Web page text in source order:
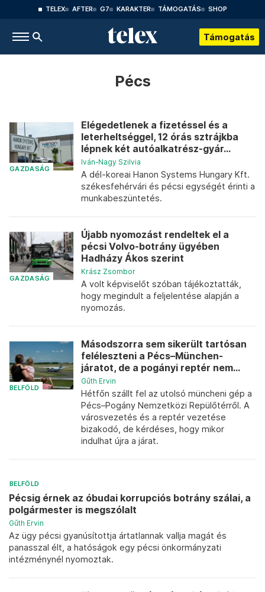
TELEX AFTER G7 KARAKTER TÁMOGATÁS SHOP
Támogatás
Pécs
GAZDASÁG
Elégedetlenek a fizetéssel és a
leterheltséggel, 12 órás sztrájkba
lépnek két autóalkatrész-gyár...
Iván-Nagy Szilvia
A dél-koreai Hanon Systems Hungary Kft.
székesfehérvári és pécsi egységét érinti a
munkabeszüntetés.
GAZDASÁG
Újabb nyomozást rendeltek el a
pécsi Volvo-botrány ügyében
Hadházy Ákos szerint
Krász Zsombor
A volt képviselőt szóban tájékoztatták,
hogy megindult a feljelentése alapján a
nyomozás.
BELFÖLD
Másodszorra sem sikerült tartósan
feléleszteni a Pécs–München-
járatot, de a pogányi reptér nem...
Gűth Ervin
Hétfőn szállt fel az utolsó müncheni gép a
Pécs–Pogány Nemzetközi Repülőtérről. A
városvezetés és a reptér vezetése
bizakodó, de kérdéses, hogy mikor
indulhat újra a járat.
BELFÖLD
Pécsig érnek az óbudai korrupciós botrány szálai, a
polgármester is megszólalt
Gűth Ervin
Az ügy pécsi gyanúsítottja ártatlannak vallja magát és
panasszal élt, a hatóságok egy pécsi önkormányzati
intézménynél nyomoztak.